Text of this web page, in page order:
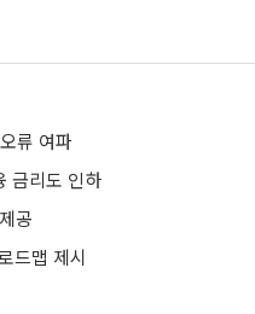
류 여파
금리도 인하
공
드맵 제시